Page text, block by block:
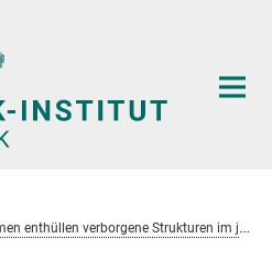
E
in Lichtermeer: HETDEX-Astronomen enthüllen verborgene Strukturen im jungen Universum